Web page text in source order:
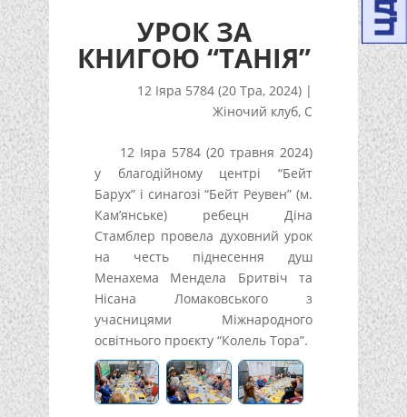
УРОК ЗА
КНИГОЮ “ТАНІЯ”
12 Іяра 5784 (20 Тра, 2024) |
Жіночий клуб, С
12 Іяра 5784 (20 травня 2024)
у благодійному центрі “Бейт
Барух” і синагозі “Бейт Реувен” (м.
Кам’янське) ребецн Діна
Стамблер провела духовний урок
на честь піднесення душ
Менахема Мендела Бритвіч та
Нісана Ломаковського з
учасницями Міжнародного
освітнього проєкту “Колель Тора”.